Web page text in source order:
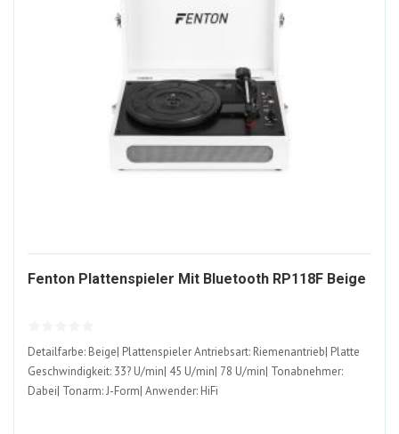
Fenton Plattenspieler Mit Bluetooth RP118F Beige
Detailfarbe: Beige| Plattenspieler Antriebsart: Riemenantrieb| Platte
Geschwindigkeit: 33? U/min| 45 U/min| 78 U/min| Tonabnehmer:
Dabei| Tonarm: J-Form| Anwender: HiFi